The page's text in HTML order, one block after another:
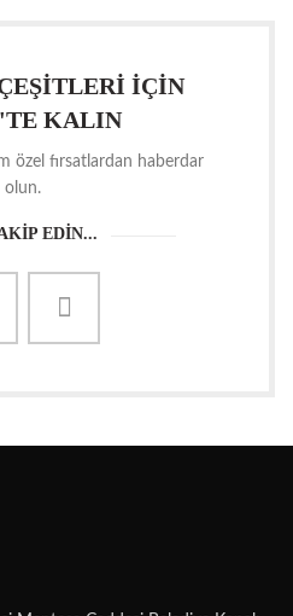
İÇİN
KALIN
özel fırsatlardan haberdar
olun.
EDİN...